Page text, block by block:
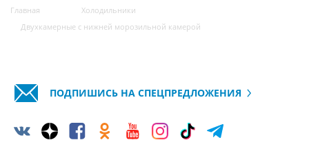
Главная
Холодильники
Двухкамерные с нижней морозильной камерой
ПОДПИШИСЬ НА СПЕЦПРЕДЛОЖЕНИЯ